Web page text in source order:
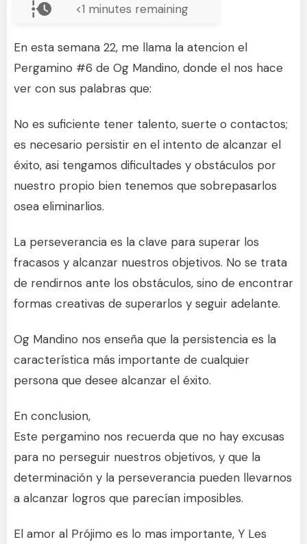
<1 minutes remaining
En esta semana 22, me llama la atencion el
Pergamino #6 de Og Mandino, donde el nos hace
ver con sus palabras que:
No es suficiente tener talento, suerte o contactos;
es necesario persistir en el intento de alcanzar el
éxito, asi tengamos dificultades y obstáculos por
nuestro propio bien tenemos que sobrepasarlos
osea eliminarlios.
La perseverancia es la clave para superar los
fracasos y alcanzar nuestros objetivos. No se trata
de rendirnos ante los obstáculos, sino de encontrar
formas creativas de superarlos y seguir adelante.
Og Mandino nos enseña que la persistencia es la
característica más importante de cualquier
persona que desee alcanzar el éxito.
En conclusion,
Este pergamino nos recuerda que no hay excusas
para no perseguir nuestros objetivos, y que la
determinación y la perseverancia pueden llevarnos
a alcanzar logros que parecían imposibles.
El amor al Prójimo es lo mas importante, Y Les